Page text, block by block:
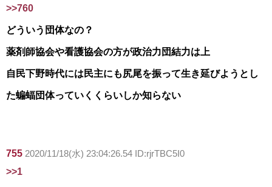
>>760
どういう団体なの？
薬剤師協会や看護協会の方が政治力団結力は上
自民下野時代には民主にも尻尾を振って生き延びようとし
た蝙蝠団体っていくくらいしか知らない
755 2020/11/18(水) 23:04:26.54 ID:rjrTBC5I0
>>1